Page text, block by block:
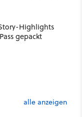
Highlights
gepackt
alle anzeigen